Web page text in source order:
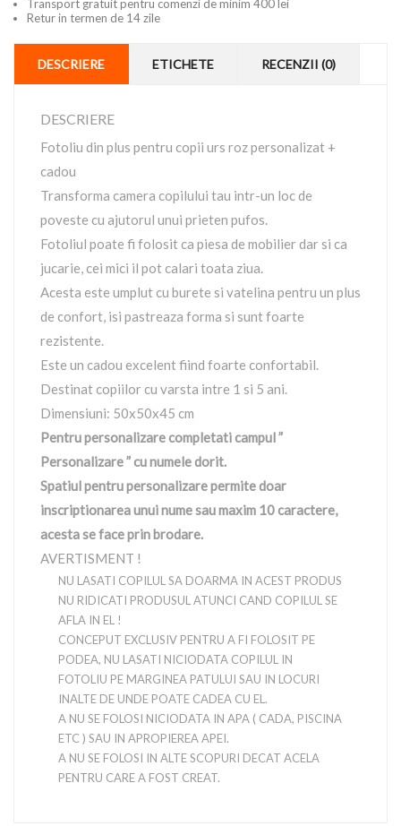
Transport gratuit pentru comenzi de minim 400 lei
Retur in termen de 14 zile
DESCRIERE ETICHETE RECENZII (0)
DESCRIERE
Fotoliu din plus pentru copii urs roz personalizat +
cadou
Transforma camera copilului tau intr-un loc de
poveste cu ajutorul unui prieten pufos.
Fotoliul poate fi folosit ca piesa de mobilier dar si ca
jucarie, cei mici il pot calari toata ziua.
Acesta este umplut cu burete si vatelina pentru un plus
de confort, isi pastreaza forma si sunt foarte
rezistente.
Este un cadou excelent fiind foarte confortabil.
Destinat copiilor cu varsta intre 1 si 5 ani.
Dimensiuni: 50x50x45 cm
Pentru personalizare completati campul ”
Personalizare ” cu numele dorit.
Spatiul pentru personalizare permite doar
inscriptionarea unui nume sau maxim 10 caractere,
acesta se face prin brodare.
AVERTISMENT !
NU LASATI COPILUL SA DOARMA IN ACEST PRODUS
NU RIDICATI PRODUSUL ATUNCI CAND COPILUL SE
AFLA IN EL !
CONCEPUT EXCLUSIV PENTRU A FI FOLOSIT PE
PODEA, NU LASATI NICIODATA COPILUL IN
FOTOLIU PE MARGINEA PATULUI SAU IN LOCURI
INALTE DE UNDE POATE CADEA CU EL.
A NU SE FOLOSI NICIODATA IN APA ( CADA, PISCINA
ETC ) SAU IN APROPIEREA APEI.
A NU SE FOLOSI IN ALTE SCOPURI DECAT ACELA
PENTRU CARE A FOST CREAT.